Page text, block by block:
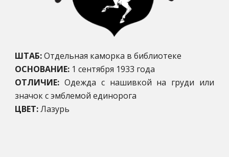
ШТАБ:Отдельная каморка в библиотеке
ОСНОВАНИЕ: 1 сентября 1933 года
ОТЛИЧИЕ:Одежда с нашивкой на груди или
значок с эмблемой единорога
ЦВЕТ:Лазурь